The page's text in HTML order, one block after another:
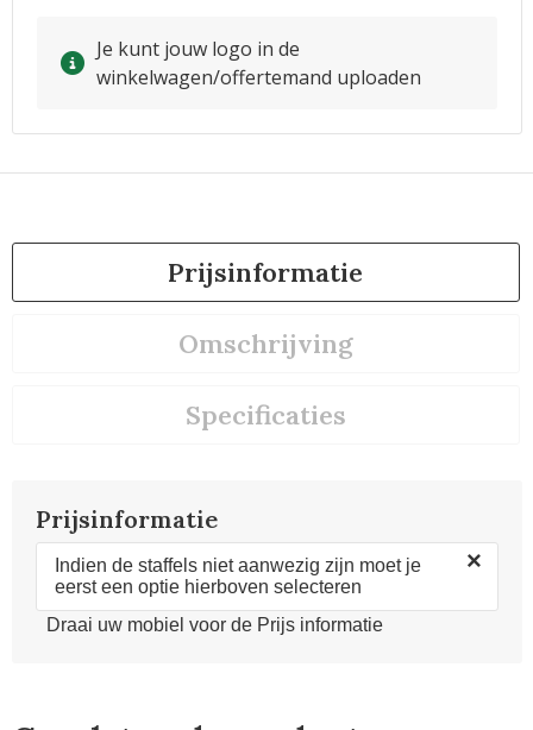
Je kunt jouw logo in de
winkelwagen/offertemand uploaden
Prijsinformatie
Omschrijving
Specificaties
Prijsinformatie
Indien de staffels niet aanwezig zijn moet je
eerst een optie hierboven selecteren
×
Draai uw mobiel voor de Prijs informatie